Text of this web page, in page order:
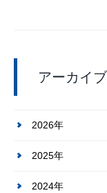
アーカイブ
2026年
2025年
2024年